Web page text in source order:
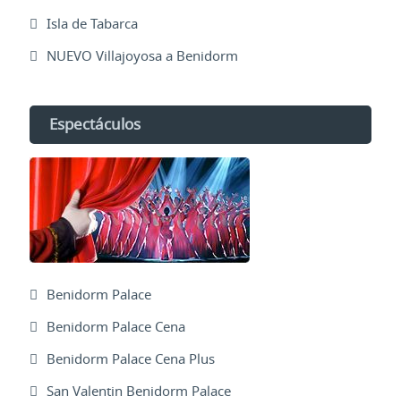
Isla de Tabarca
NUEVO Villajoyosa a Benidorm
Espectáculos
Benidorm Palace
Benidorm Palace Cena
Benidorm Palace Cena Plus
San Valentin Benidorm Palace